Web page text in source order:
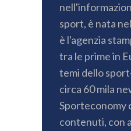
sport, è nata
è l'agenzia
tra le prime in
temi dello
circa 60 mila
Sporteconomy
contenuti, con